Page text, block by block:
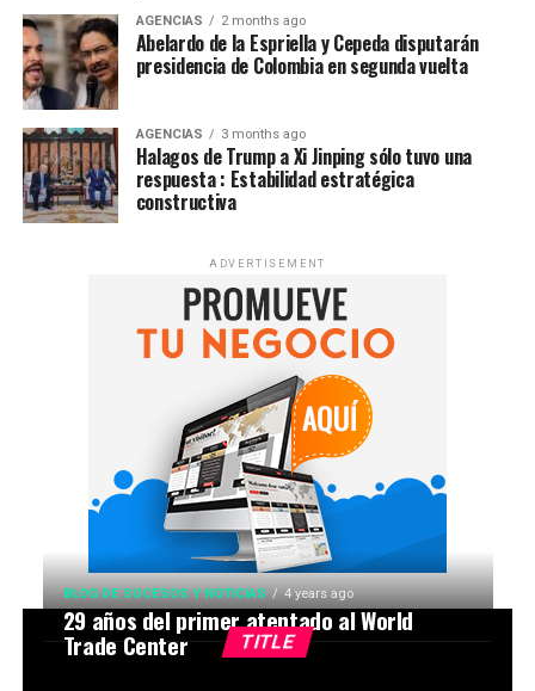
AGENCIAS 2 months ago
Abelardo de la Espriella y Cepeda disputarán
presidencia de Colombia en segunda vuelta
AGENCIAS 3 months ago
Halagos de Trump a Xi Jinping sólo tuvo una
respuesta : Estabilidad estratégica
constructiva
ADVERTISEMENT
TITLE
BLOG DE SUCESOS Y NOTICIAS 4 years ago
29 años del primer atentado al World
Trade Center